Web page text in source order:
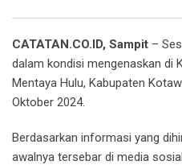
CATATAN.CO.ID, Sampit –
dalam kondisi mengenaskan di
Mentaya Hulu, Kabupaten
Oktober 2024.
Berdasarkan informasi yang
awalnya tersebar di media